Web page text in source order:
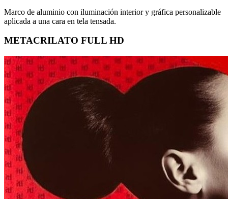
Marco de aluminio con iluminación interior y gráfica personalizable
aplicada a una cara en tela tensada.
METACRILATO FULL HD